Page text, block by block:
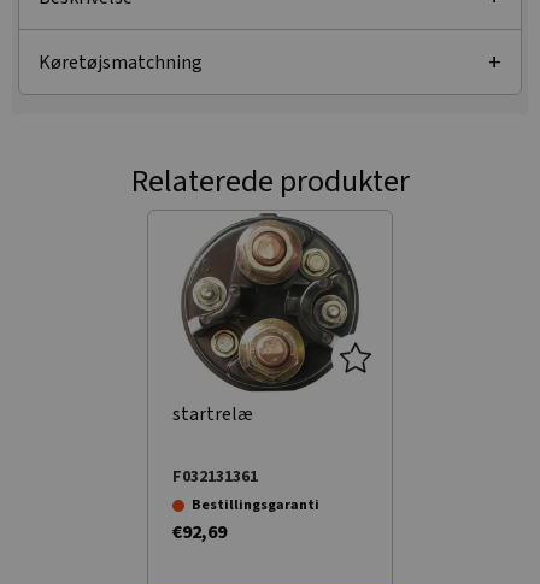
Køretøjsmatchning
Relaterede produkter
startrelæ
F032131361
Bestillingsgaranti
€92,69